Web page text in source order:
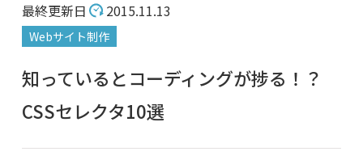
最終更新日
2015.11.13
Webサイト制作
知っているとコーディングが捗る！？
CSSセレクタ10選